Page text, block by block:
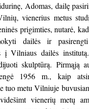
Adomas, dailę
vienerius metus
prigimties, nutarė,
dailės ir pasirengti
į Vilniaus dailės
skulptūrą. Pirmąją
1956 m., kaip
tuo metu Vilniuje
vienerių metų